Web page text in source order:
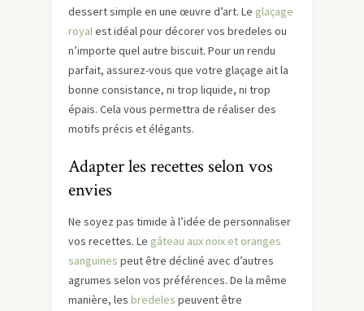
dessert simple en une œuvre d’art. Le glaçage
royalest idéal pour décorer vos bredeles ou
n’importe quel autre biscuit. Pour un rendu
parfait, assurez-vous que votre glaçage ait la
bonne consistance, ni trop liquide, ni trop
épais. Cela vous permettra de réaliser des
motifs précis et élégants.
Adapter les recettes selon vos
envies
Ne soyez pas timide à l’idée de personnaliser
vos recettes. Le gâteau aux noix et oranges
sanguines peut être décliné avec d’autres
agrumes selon vos préférences. De la même
manière, les bredeles peuvent être